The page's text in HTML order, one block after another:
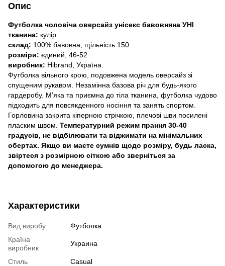
Опис
Футболка чоловіча оверсайз унісекс бавовняна УНІ
тканина: кулір
склад: 100% бавовна, щільність 150
розміри: єдиний, 46-52
виробник: Hibrand, Україна.
Футболка вільного крою, подовжена модель оверсайз зі
спущеним рукавом. Незамінна базова річ для будь-якого
гардеробу. М’яка та приємна до тіла тканина, футболка чудово
підходить для повсякденного носіння та занять спортом.
Горловина закрита кіперною стрічкою, плечові шви посилені
пласким швом. Температурний режим прання 30-40
градусів, не відбілювати та віджимати на мінімальних
обертах. Якщо ви маєте сумнів щодо розміру, будь ласка,
звіртеся з розмірною сіткою або зверніться за
допомогою до менеджера.
Характеристики
Вид виробу
Футболка
Країна
виробник
Украина
Стиль
Casual